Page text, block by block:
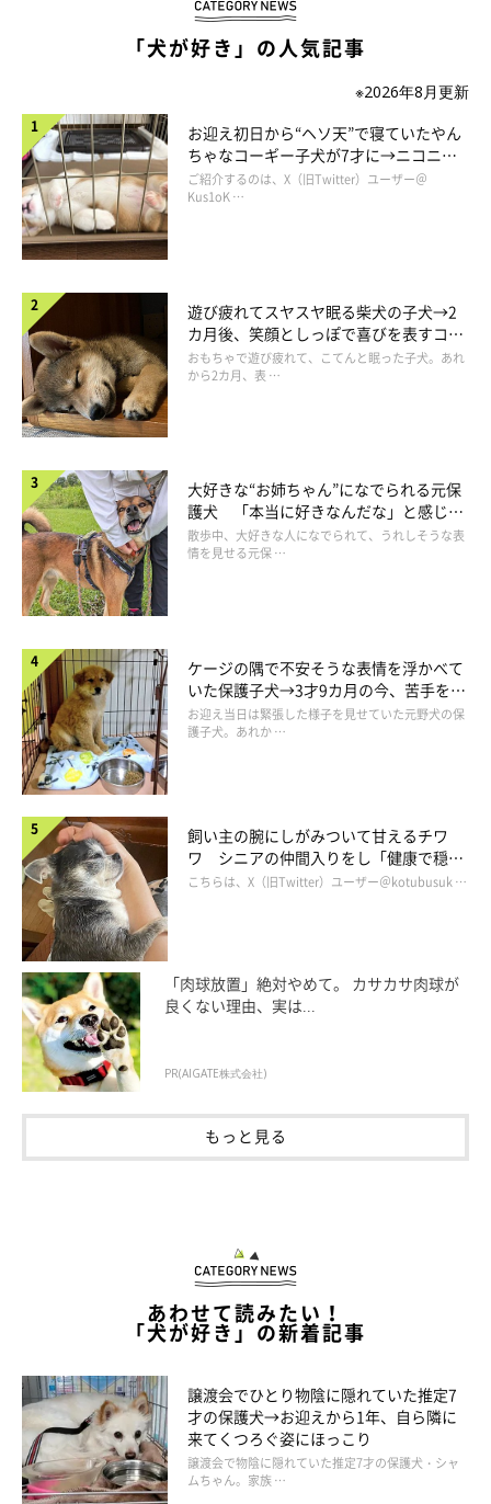
@new_season_gift
そんなペルちゃんも、現在は6才（取材時）に。成長するにつれ
て徐々に“柴犬顔”になっていったそうです。体も大きくなり、お
となの柴犬へと成長したペルちゃん。行動面でも変化が見られて
飼い主さん：
「以前は初めての道や場所が苦手で、慣れるまでに時間がかかっ
ていました。それが、近年は
す』バリにグングン歩く
ます」
離さないそう。
@new_season_gift
成長による変化が見られる一方で、子犬時代から変わらない愛ら
しさもあるといいます。
「犬が好き」の人気記事
※2026年8月更新
お迎え初日から“ヘソ天”で寝ていたやん
ちゃなコーギー子犬が7才に→ニコニ
コ“コーギースマイル”が魅力のコに成
長！
ご紹介するのは、X（旧Twitter）ユーザー＠
Kus1oK …
遊び疲れてスヤスヤ眠る柴犬の子犬→2
カ月後、笑顔としっぽで喜びを表すコに
成長！
おもちゃで遊び疲れて、こてんと眠った子犬。あれ
から2カ月、表 …
大好きな“お姉ちゃん”になでられる元保
護犬 「本当に好きなんだな」と感じる
表情にほっこり
散歩中、大好きな人になでられて、うれしそうな表
情を見せる元保 …
ケージの隅で不安そうな表情を浮かべて
いた保護子犬→3才9カ月の今、苦手を克
服し頼もしいコに成長！
お迎え当日は緊張した様子を見せていた元野犬の保
護子犬。あれか …
飼い主の腕にしがみついて甘えるチワ
ワ シニアの仲間入りをし「健康で穏や
かな暮らしが続いてほしい」と願う
こちらは、X（旧Twitter）ユーザー＠kotubusuk …
「肉球放置」絶対やめて。 カサカサ肉球が
良くない理由、実は...
PR(AIGATE株式会社)
もっと見る
あわせて読みたい！
「犬が好き」の新着記事
譲渡会でひとり物陰に隠れていた推定7
才の保護犬→お迎えから1年、自ら隣に
来てくつろぐ姿にほっこり
譲渡会で物陰に隠れていた推定7才の保護犬・シャ
ムちゃん。家族 …